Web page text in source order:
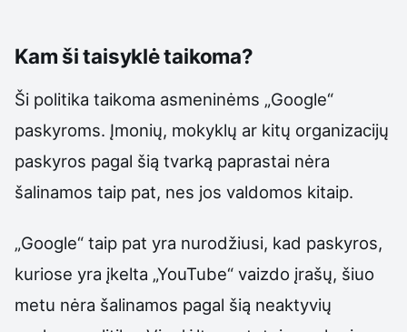
Kam ši taisyklė taikoma?
Ši politika taikoma asmeninėms „Google“
paskyroms. Įmonių, mokyklų ar kitų organizacijų
paskyros pagal šią tvarką paprastai nėra
šalinamos taip pat, nes jos valdomos kitaip.
„Google“ taip pat yra nurodžiusi, kad paskyros,
kuriose yra įkelta „YouTube“ vaizdo įrašų, šiuo
metu nėra šalinamos pagal šią neaktyvių